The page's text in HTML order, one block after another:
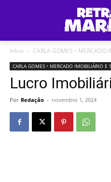
Início CARLA GOMES • MERCADO
CARLA GOMES • MERCADO IMOBILIÁRIO E
Lucro
Por Redação - novembro 1, 2024